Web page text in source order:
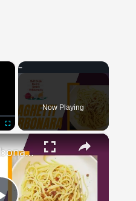
×
Fullscreen
Now Playing
×
Spaghetti Carbonara // Shelf Stable Pantry Recipe Collab // Jeni Gough